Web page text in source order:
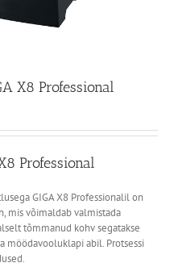
X8 Professional
Professional
GIGA X8 Professionalil on
mis võimaldab valmistada
tõmmanud kohv segatakse
möödavooluklapi abil. Protsessi